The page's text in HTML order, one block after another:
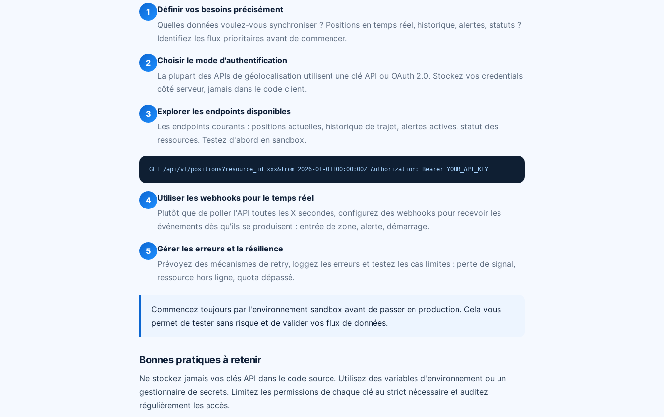
1
Définir vos besoins précisément
Quelles données voulez-vous synchroniser ? Positions en temps réel, historique, alertes, statuts ?
Identifiez les flux prioritaires avant de commencer.
2
Choisir le mode d'authentification
La plupart des APIs de géolocalisation utilisent une clé API ou OAuth 2.0. Stockez vos credentials
côté serveur, jamais dans le code client.
3
Explorer les endpoints disponibles
Les endpoints courants : positions actuelles, historique de trajet, alertes actives, statut des
ressources. Testez d'abord en sandbox.
GET /api/v1/positions?resource_id=xxx&from=2026-01-01T00:00:00Z Authorization: Bearer YOUR_API_KEY
4
Utiliser les webhooks pour le temps réel
Plutôt que de poller l'API toutes les X secondes, configurez des webhooks pour recevoir les
événements dès qu'ils se produisent : entrée de zone, alerte, démarrage.
5
Gérer les erreurs et la résilience
Prévoyez des mécanismes de retry, loggez les erreurs et testez les cas limites : perte de signal,
ressource hors ligne, quota dépassé.
Commencez toujours par l'environnement sandbox avant de passer en production. Cela vous
permet de tester sans risque et de valider vos flux de données.
Bonnes pratiques à retenir
Ne stockez jamais vos clés API dans le code source. Utilisez des variables d'environnement ou un
gestionnaire de secrets. Limitez les permissions de chaque clé au strict nécessaire et auditez
régulièrement les accès.